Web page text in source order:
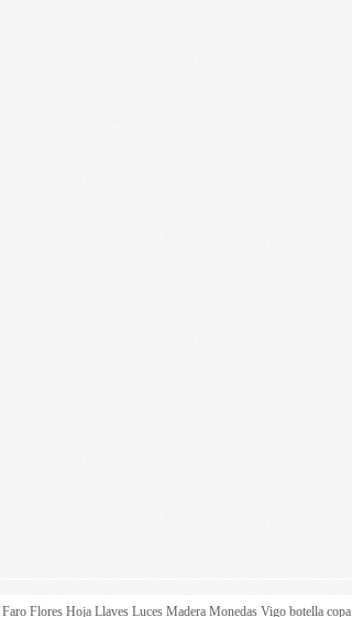
Faro Flores Hoja LlavesLucesMaderaMonedasVigobotellacopa